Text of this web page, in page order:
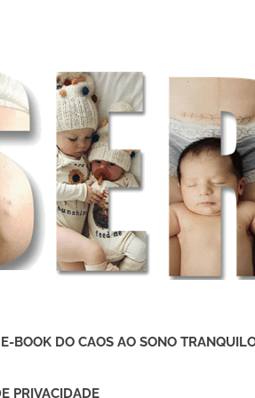
E-BOOK DO CAOS AO SONO
PRIVACIDADE